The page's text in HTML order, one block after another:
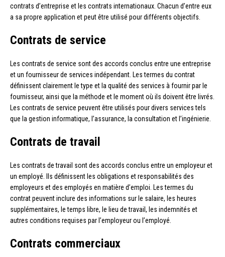
contrats d’entreprise et les contrats internationaux. Chacun d’entre eux
a sa propre application et peut être utilisé pour différents objectifs.
Contrats de service
Les contrats de service sont des accords conclus entre une entreprise
et un fournisseur de services indépendant. Les termes du contrat
définissent clairement le type et la qualité des services à fournir par le
fournisseur, ainsi que la méthode et le moment où ils doivent être livrés.
Les contrats de service peuvent être utilisés pour divers services tels
que la gestion informatique, l’assurance, la consultation et l’ingénierie.
Contrats de travail
Les contrats de travail sont des accords conclus entre un employeur et
un employé. Ils définissent les obligations et responsabilités des
employeurs et des employés en matière d’emploi. Les termes du
contrat peuvent inclure des informations sur le salaire, les heures
supplémentaires, le temps libre, le lieu de travail, les indemnités et
autres conditions requises par l’employeur ou l’employé.
Contrats commerciaux